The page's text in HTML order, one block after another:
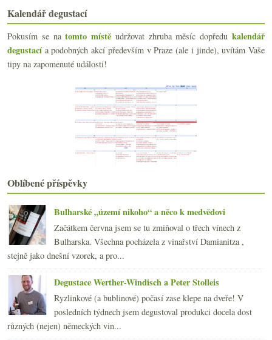
Starší tramín, chlastací ryzlink a fajn Bordeaux
Frankovky domácí i zemí okolních
Inspirace pro španělské restaurace
Pár testovacích otázek
Euston Tap, Bree Louise, BrewDog…
Postarší burgunda a mladistvý slaďák
Nová sklenička, fajn Beaujolais, šťavnatý ryzlink
Marqués de Riscal úplně Na Konci
Oslava jara kalným proseccem
Meursault k nepoužití, mizící tyče, supermarketový...
Dvakrát vyzrálý Malbec z Cahors
Sherry málem ve vesmíru, obludný lis a nedostupná ...
Trochu nezvyklý košer ryzlink z Čech
Jehla korkem a hi-tech „proměna vody ve víno“
Chutná kyselá pekelná díra
Australský shiraz, 3x bio Languedoc, jedno Bordeau...
►února
►ledna (22)
► 2013 (249)
2012
2011 (252)
►2010(249)
►2009(249)
►2008(270)
►2007(108)
Kalendář degustací
Pokusím se natomto místě udržovat zhruba měsíc dopředukalendář
degustacía podobných akcí především v Praze (ale i jinde), uvítám Vaše
tipy na zapomenuté události!
Oblíbené příspěvky
Bulharské „území nikoho“ a něco k medvědovi
Začátkem června jsem se tu zmiňoval o třech vínech z
Bulharska. Všechna pocházela z vinařství Damianitza ,
stejně jako dnešní vzorek, a pro...
Degustace Werther-Windisch a Peter Stolleis
Ryzlinkové (a bublinové) počasí zase klepe na dveře! V
posledních týdnech jsem degustoval produkci docela dost
různých (nejen) německých vin...